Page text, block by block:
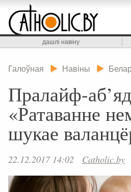
дашлі навіну
Галоўная Навіны
Пралайф-
«Ратаванне
шукае
22.12.2017 14:02 Catholic.by